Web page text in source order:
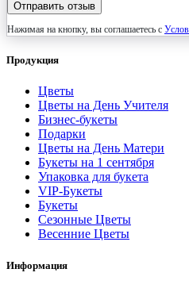
Отправить отзыв
Нажимая на кнопку, вы соглашаетесь с
Продукция
Цветы
Цветы на День Учителя
Бизнес-букеты
Подарки
Цветы на День Матери
Букеты на 1 сентября
Упаковка для букета
VIP-Букеты
Букеты
Сезонные Цветы
Весенние Цветы
Информация